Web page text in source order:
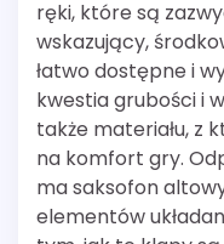
ręki, które są
wskazujący,
łatwo dostępne i
kwestia grubości i
także materiału, z
na komfort gry.
ma saksofon
elementów